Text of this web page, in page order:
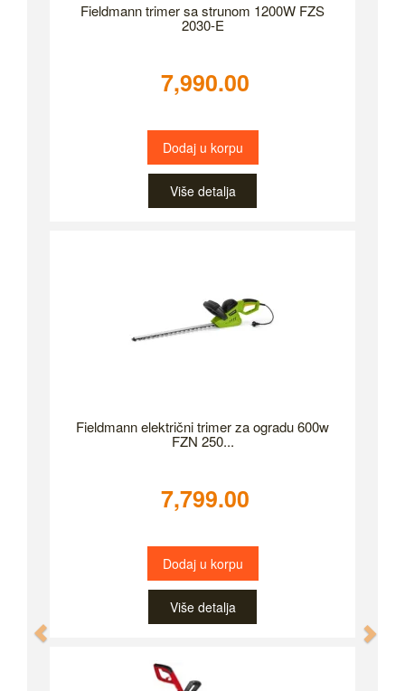
Fieldmann trimer sa strunom 1200W FZS
2030-E
7,990.00
Dodaj u korpu
Više detalja
Fieldmann električni trimer za ogradu 600w
FZN 250...
7,799.00
Dodaj u korpu
Više detalja